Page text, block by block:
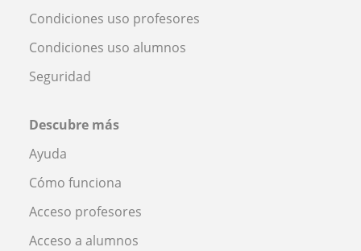
Condiciones uso profesores
Condiciones uso alumnos
Seguridad
Descubre más
Ayuda
Cómo funciona
Acceso profesores
Acceso a alumnos